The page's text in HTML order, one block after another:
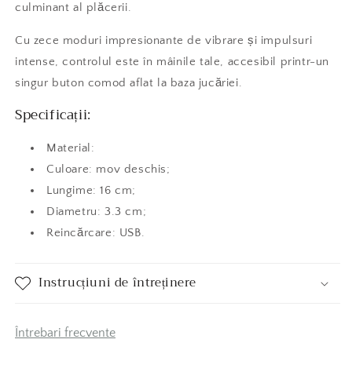
culminant al plăcerii.
Cu zece moduri impresionante de vibrare și impulsuri
intense, controlul este în mâinile tale, accesibil printr-un
singur buton comod aflat la baza jucăriei.
Specificații:
Material:
Culoare: mov deschis;
Lungime: 16 cm;
Diametru: 3.3 cm;
Reincărcare: USB.
Instrucțiuni de întreținere
Întrebari frecvente